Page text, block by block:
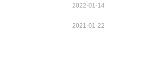
2022-01-14
2021-01-22